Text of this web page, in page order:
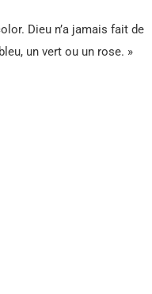
Dieu n’a jamais fait de
un vert ou un rose. »